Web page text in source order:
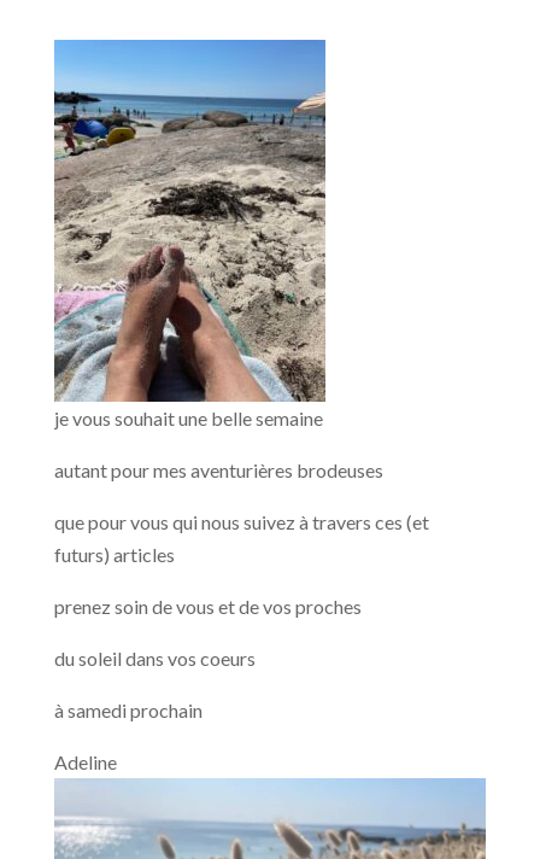
je vous souhait une belle semaine
autant pour mes aventurières brodeuses
que pour vous qui nous suivez à travers ces (et
futurs) articles
prenez soin de vous et de vos proches
du soleil dans vos coeurs
à samedi prochain
Adeline